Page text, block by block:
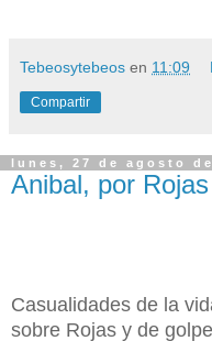
Tebeosytebeos en 11:09
Compartir
lunes, 27 de agosto de
Anibal, por
Casualidades de la
sobre Rojas y de